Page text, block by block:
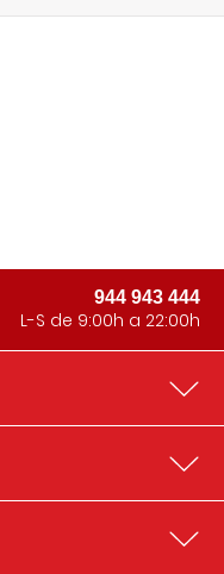
944 943 444
L-S de 9:00h a 22:00h